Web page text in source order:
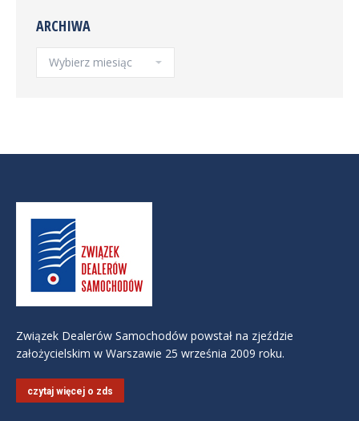
ARCHIWA
Archiwa
Związek Dealerów Samochodów powstał na zjeździe
założycielskim w Warszawie 25 września 2009 roku.
czytaj więcej o zds